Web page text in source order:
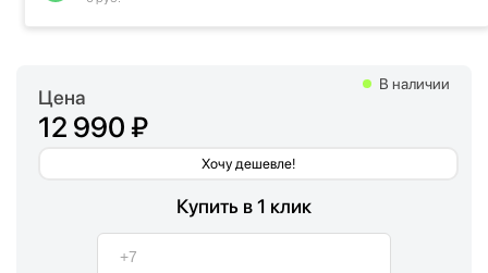
Цена
12 990 ₽
Хочу дешевле!
В наличии
Купить в 1 клик